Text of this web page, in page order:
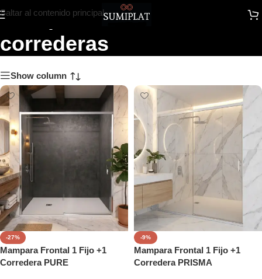
Saltar al contenido principal
Mamparas de ducha
correderas
Show column
-27%
Mampara Frontal 1 Fijo +1
Corredera PURE
-9%
Mampara Frontal 1 Fijo +1
Corredera PRISMA